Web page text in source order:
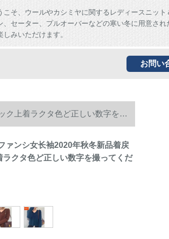
こそ、ウールやカシミヤに関するレディースニット
、セーター、プルオーバーなどの寒い冬に用意され
みいただけます。
お問い
ク上着ラクタ色ど正しい数字を撮
ァンシ女长袖2020年秋冬新品着戻
クタ色ど正しい数字を撮ってくだ